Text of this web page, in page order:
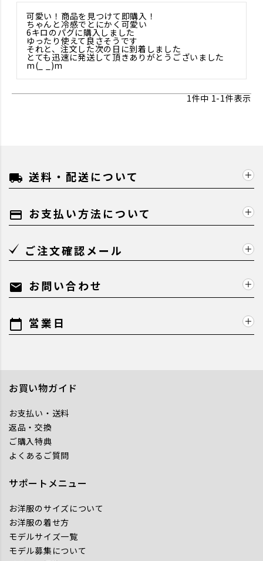
可愛い！商品を見つけて即購入！
ちゃんと冷感でとにかく可愛い
6キロのパグに購入しました
ゆったり使えて良さそうです
それと、注文した次の日に到着しました
とても迅速に発送して頂きありがとうございました
m(_ _)m
1件中 1-1件表示
local_shipping 送料・配送について
payment お支払い方法について
ご注文確認メール
mail お問い合わせ
calendar_today 営業日
お買い物ガイド
お支払い・送料
返品・交換
ご購入特典
よくあるご質問
サポートメニュー
お洋服のサイズについて
お洋服の着せ方
モデルサイズ一覧
モデル募集について